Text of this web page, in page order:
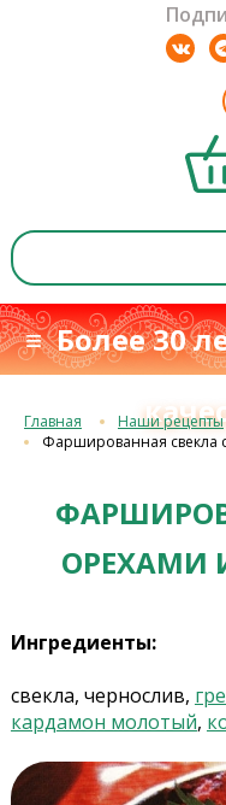
≡ Более 30
Главная Наши рецепты
Фаршированная свекла
ОРЕХАМИ
Ингредиенты:
свекла, чернослив,
кардамон молотый,